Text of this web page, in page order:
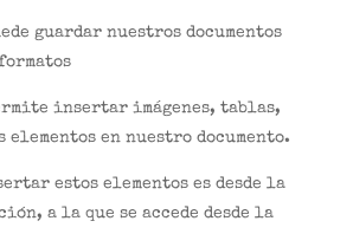
guardar nuestros documentos
insertar imágenes, tablas,
elementos en nuestro documento.
estos elementos es desde la
a la que se accede desde la